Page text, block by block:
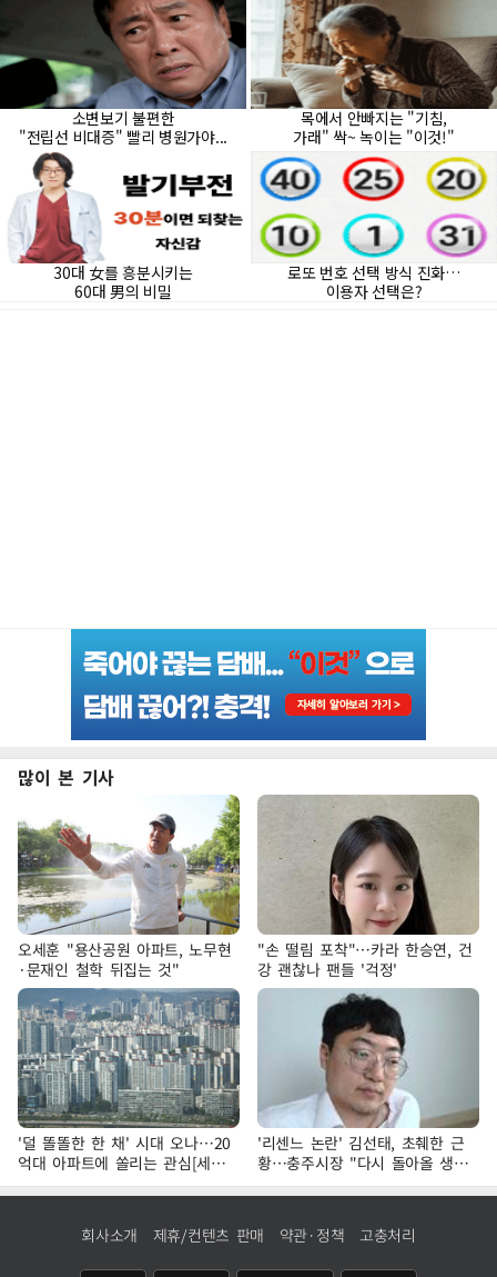
많이 본 기사
오세훈 "용산공원 아파트, 노무현
·문재인 철학 뒤집는 것"
"손 떨림 포착"…카라 한승연, 건
강 괜찮나 팬들 '걱정'
'덜 똘똘한 한 채' 시대 오나…20
억대 아파트에 쏠리는 관심[세제
개편, 그 이후②]
'리센느 논란' 김선태, 초췌한 근
황…충주시장 "다시 돌아올 생
각?"
회사소개 제휴/컨텐츠 판매 약관·정책 고충처리